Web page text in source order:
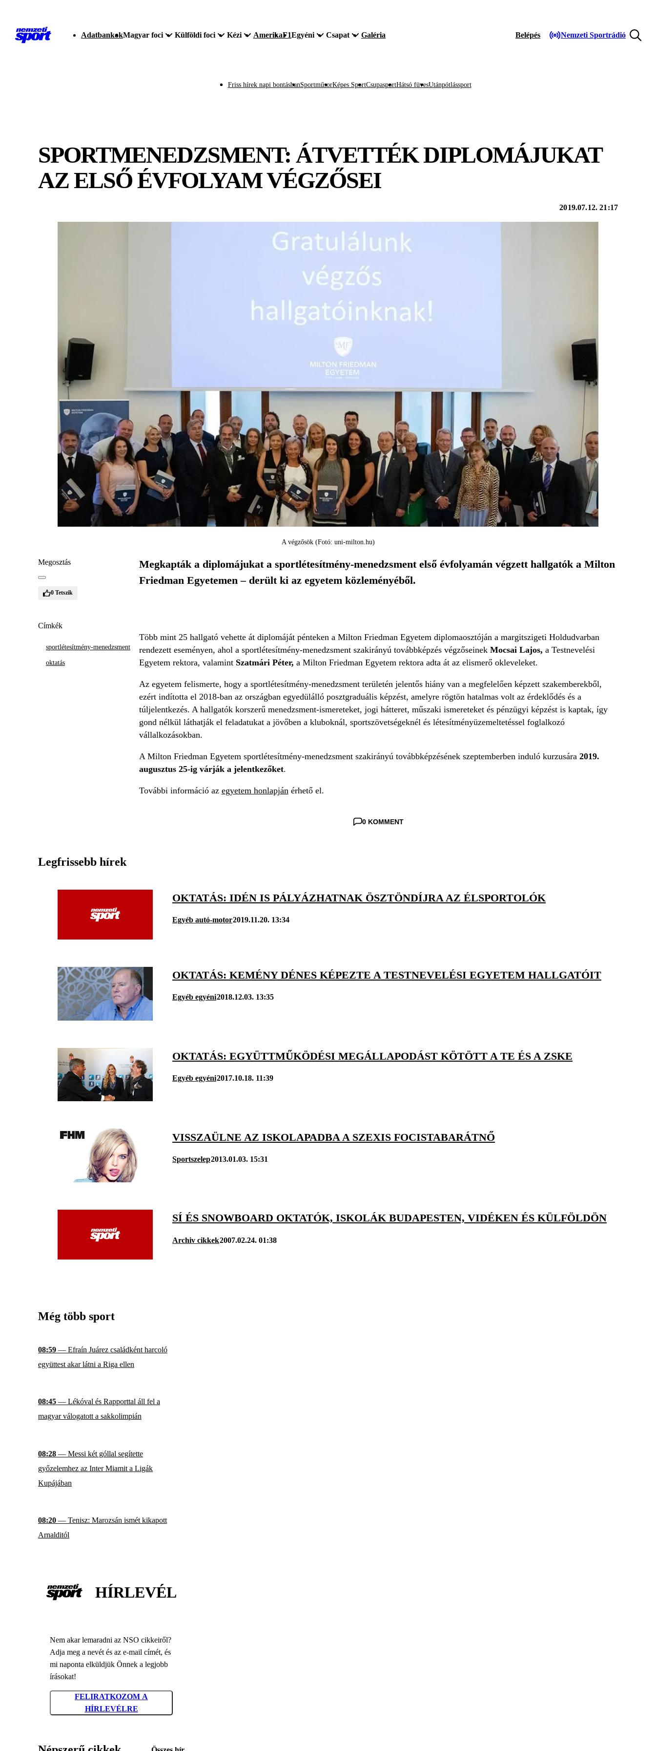
AdatbankokMagyar foci Külföldi foci Kézi AmerikaF1Egyéni Csapat Galéria Belépés Nemzeti Sportrádió
Friss hírek napi bontásbanSportműsorKépes SportCsupasportHátsó füvesUtánpótlássport
SPORTMENEDZSMENT: ÁTVETTÉK DIPLOMÁJUKAT
AZ ELSŐ ÉVFOLYAM VÉGZŐSEI
2019.07.12. 21:17
A végzősök (Fotó: uni-milton.hu)
Megosztás
0 Tetszik
Címkék
sportlétesítmény-menedzsment
oktatás
Megkapták a diplomájukat a sportlétesítmény-menedzsment első évfolyamán végzett hallgatók a Milton
Friedman Egyetemen – derült ki az egyetem közleményéből.
Több mint 25 hallgató vehette át diplomáját pénteken a Milton Friedman Egyetem diplomaosztóján a margitszigeti Holdudvarban
rendezett eseményen, ahol a sportlétesítmény-menedzsment szakirányú továbbképzés végzőseinek Mocsai Lajos, a Testnevelési
Egyetem rektora, valamint Szatmári Péter, a Milton Friedman Egyetem rektora adta át az elismerő okleveleket.
Az egyetem felismerte, hogy a sportlétesítmény-menedzsment területén jelentős hiány van a megfelelően képzett szakemberekből,
ezért indította el 2018-ban az országban egyedülálló posztgraduális képzést, amelyre rögtön hatalmas volt az érdeklődés és a
túljelentkezés. A hallgatók korszerű menedzsment-ismereteket, jogi hátteret, műszaki ismereteket és pénzügyi képzést is kaptak, így
gond nélkül láthatják el feladatukat a jövőben a kluboknál, sportszövetségeknél és létesítményüzemeltetéssel foglalkozó
vállalkozásokban.
A Milton Friedman Egyetem sportlétesítmény-menedzsment szakirányú továbbképzésének szeptemberben induló kurzusára 2019.
augusztus 25-ig várják a jelentkezőket.
További információ az egyetem honlapján érhető el.
0 KOMMENT
Legfrissebb hírek
OKTATÁS: IDÉN IS PÁLYÁZHATNAK ÖSZTÖNDÍJRA AZ ÉLSPORTOLÓK
Egyéb autó-motor2019.11.20. 13:34
OKTATÁS: KEMÉNY DÉNES KÉPEZTE A TESTNEVELÉSI EGYETEM HALLGATÓIT
Egyéb egyéni2018.12.03. 13:35
OKTATÁS: EGYÜTTMŰKÖDÉSI MEGÁLLAPODÁST KÖTÖTT A TE ÉS A ZSKE
Egyéb egyéni2017.10.18. 11:39
VISSZAÜLNE AZ ISKOLAPADBA A SZEXIS FOCISTABARÁTNŐ
Sportszelep2013.01.03. 15:31
SÍ ÉS SNOWBOARD OKTATÓK, ISKOLÁK BUDAPESTEN, VIDÉKEN ÉS KÜLFÖLDÖN
Archiv cikkek2007.02.24. 01:38
Még több sport
08:59 — Efraín Juárez családként harcoló
együttest akar látni a Riga ellen
08:45 — Lékóval és Rapporttal áll fel a
magyar válogatott a sakkolimpián
08:28 — Messi két góllal segítette
győzelemhez az Inter Miamit a Ligák
Kupájában
08:20 — Tenisz: Marozsán ismét kikapott
Arnalditól
HÍRLEVÉL
Nem akar lemaradni az NSO cikkeiről?
Adja meg a nevét és az e-mail címét, és
mi naponta elküldjük Önnek a legjobb
írásokat!
FELIRATKOZOM A
HÍRLEVÉLRE